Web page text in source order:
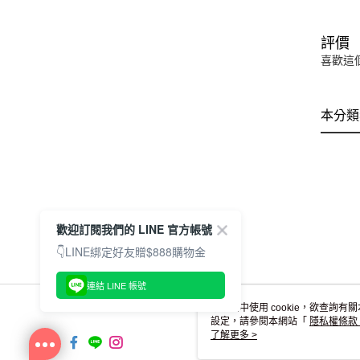
評價
喜歡這
本分
本網站中使用 cookie，欲查詢有
設定，請參閱本網站「 隱私權條款
使用 cookie。
了解更多 >
歡迎訂閱我們的 LINE 官方帳號
👇LINE綁定好友贈$888購物金
連結 LINE 帳號